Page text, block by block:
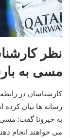
نظر
مسی به
کارشناسان در
رسانه ها بیان کرده
به خیرونا گفت: مسی
می خواهند انجام